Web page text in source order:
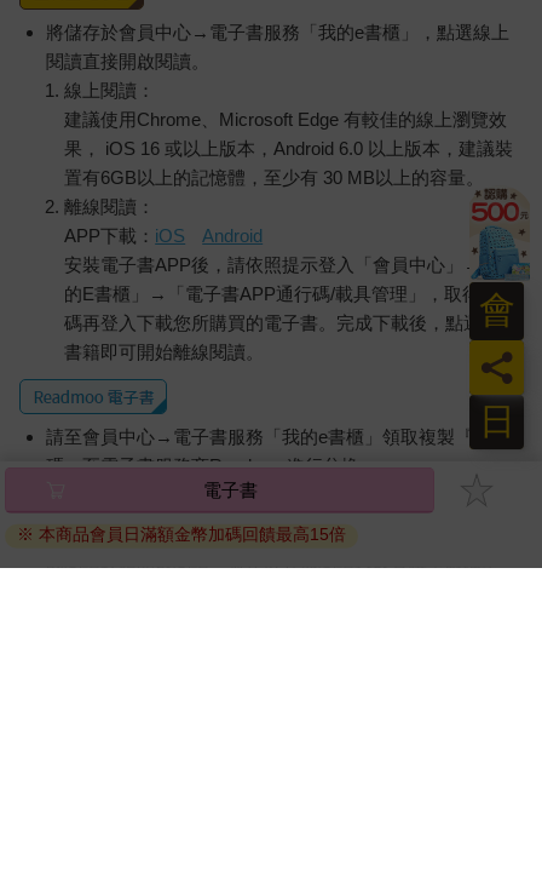
將儲存於會員中心→電子書服務「我的e書櫃」，點選線上
閱讀直接開啟閱讀。
線上閱讀：
建議使用Chrome、Microsoft Edge 有較佳的線上瀏覽效
果， iOS 16 或以上版本，Android 6.0 以上版本，建議裝
置有6GB以上的記憶體，至少有 30 MB以上的容量。
離線閱讀：
APP下載： iOS
Android
安裝電子書APP後，請依照提示登入「會員中心」→「我
的E書櫃」→「電子書APP通行碼/載具管理」，取得通行
碼再登入下載您所購買的電子書。完成下載後，點選任一
書籍即可開始離線閱讀。
請至會員中心→電子書服務「我的e書櫃」領取複製『兌換
碼』至電子書服務商Readmoo進行兌換。
因版權保護，您在金石堂所購買的電子書僅能以金石堂專屬
的閱讀軟體開啟閱讀，無法以其他閱讀器或直接下載檔案。
電子書
※ 本商品會員日滿額金幣加碼回饋最高15倍
日
員
會